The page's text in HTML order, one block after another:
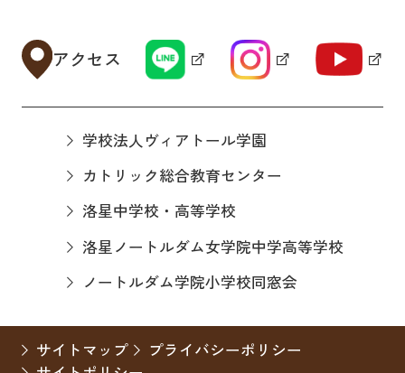
アクセス
学校法人ヴィアトール学園
カトリック総合教育センター
洛星中学校・高等学校
洛星ノートルダム女学院中学高等学校
ノートルダム学院小学校同窓会
サイトマップ
プライバシーポリシー